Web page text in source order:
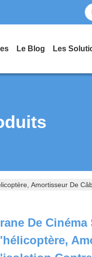
Le Blog Les
Amortisseur De
De